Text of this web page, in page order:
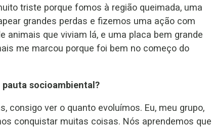
triste porque fomos à região queimada, uma
grandes perdas e fizemos uma ação com
que viviam lá, e uma placa bem grande
me marcou porque foi bem no começo do
socioambiental?
consigo ver o quanto evoluímos. Eu, meu grupo,
conquistar muitas coisas. Nós aprendemos que